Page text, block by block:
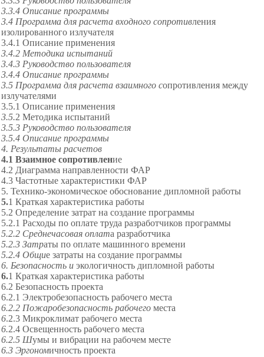
3.3.4 Описание программы
3.4 Программа для расчета входного сопротивления
изолированного излучателя
3.4.1 Описание применения
3.4.2 Методика испытаний
3.4.3 Руководство пользователя
3.4.4 Описание программы
3.5 Программа для расчета взаимного сопротивления между
излучателями
3.5.1 Описание применения
3.5.2 Методика испытаний
3.5.3 Руководство пользователя
3.5.4 Описание программы
4. Результаты расчетов
4.1 Взаимное сопротивление
4.2 Диаграмма направленности ФАР
4.3 Частотные характеристики ФАР
5. Технико-экономическое обоснование дипломной работы
5.1 Краткая характеристика работы
5.2 Определение затрат на создание программы
5.2.1 Расходы по оплате труда разработчиков программы
5.2.2 Среднечасовая оплата разработчика
5.2.3 Затраты по оплате машинного времени
5.2.4 Общие затраты на создание программы
6. Безопасность и экологичность дипломной работы
6.1 Краткая характеристика работы
6.2 Безопасность проекта
6.2.1 Электробезопасность рабочего места
6.2.2 Пожаробезопасность рабочего места
6.2.3 Микроклимат рабочего места
6.2.4 Освещенность рабочего места
6.2.5 Шумы и вибрации на рабочем месте
6.3 Эргономичность проекта